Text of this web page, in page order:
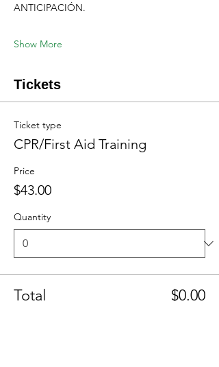
ANTICIPACIÓN.
Show More
Tickets
Ticket type
CPR/First Aid Training
Price
$43.00
Quantity
Total $0.00